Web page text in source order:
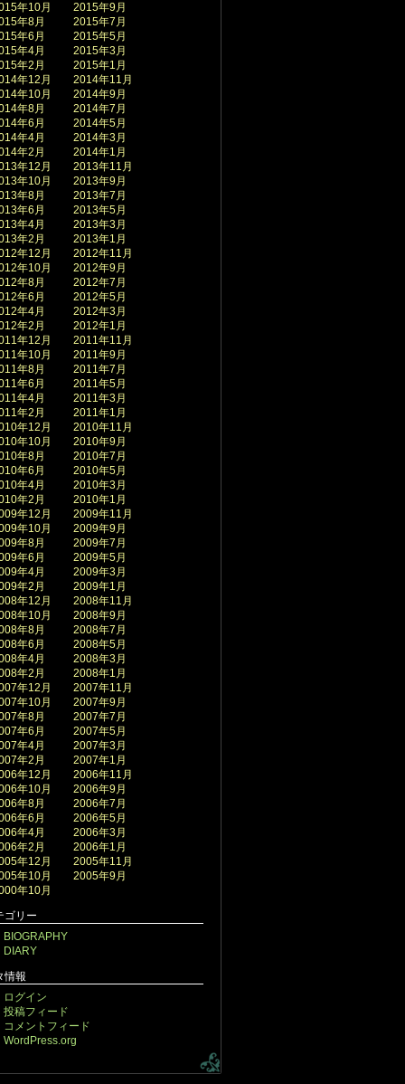
年10月
2015年9月
年8月
2015年7月
年6月
2015年5月
年4月
2015年3月
年2月
2015年1月
年12月
2014年11月
年10月
2014年9月
年8月
2014年7月
年6月
2014年5月
年4月
2014年3月
年2月
2014年1月
年12月
2013年11月
年10月
2013年9月
年8月
2013年7月
年6月
2013年5月
年4月
2013年3月
年2月
2013年1月
年12月
2012年11月
年10月
2012年9月
年8月
2012年7月
年6月
2012年5月
年4月
2012年3月
年2月
2012年1月
年12月
2011年11月
年10月
2011年9月
年8月
2011年7月
年6月
2011年5月
年4月
2011年3月
年2月
2011年1月
年12月
2010年11月
年10月
2010年9月
年8月
2010年7月
年6月
2010年5月
年4月
2010年3月
年2月
2010年1月
年12月
2009年11月
年10月
2009年9月
年8月
2009年7月
年6月
2009年5月
年4月
2009年3月
年2月
2009年1月
年12月
2008年11月
年10月
2008年9月
年8月
2008年7月
年6月
2008年5月
年4月
2008年3月
年2月
2008年1月
年12月
2007年11月
年10月
2007年9月
年8月
2007年7月
年6月
2007年5月
年4月
2007年3月
年2月
2007年1月
年12月
2006年11月
年10月
2006年9月
年8月
2006年7月
年6月
2006年5月
年4月
2006年3月
年2月
2006年1月
年12月
2005年11月
年10月
2005年9月
年10月
ゴリー
BIOGRAPHY
DIARY
情報
ログイン
投稿フィード
コメントフィード
WordPress.org